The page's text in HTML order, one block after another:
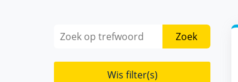
Zoek
Wis filter(s)